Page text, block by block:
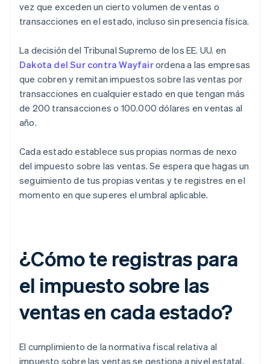
vez que exceden un cierto volumen de ventas o
transacciones en el estado, incluso sin presencia física.
La decisión del Tribunal Supremo de los EE. UU. en
Dakota del Sur contra Wayfairordena a las empresas
que cobren y remitan impuestos sobre las ventas por
transacciones en cualquier estado en que tengan más
de 200 transacciones o 100.000 dólares en ventas al
año.
Cada estado establece sus propias normas de nexo
del impuesto sobre las ventas. Se espera que hagas un
seguimiento de tus propias ventas y te registres en el
momento en que superes el umbral aplicable.
¿Cómo te registras para
el impuesto sobre las
ventas en cada estado?
El cumplimiento de la normativa fiscal relativa al
impuesto sobre las ventas se gestiona a nivel estatal,